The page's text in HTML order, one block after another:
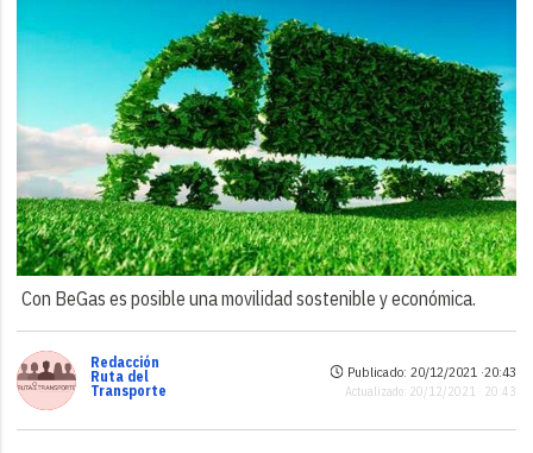
Con BeGas es posible una movilidad sostenible y económica.
Redacción
Ruta del
Transporte
Publicado: 20/12/2021 ·20:43
Actualizado: 20/12/2021 · 20:43